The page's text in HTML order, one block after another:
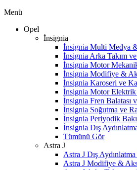
Menü
Opel
İnsignia
İnsignia Multi Medya
İnsignia Arka Takım
İnsignia Motor
İnsignia Modifiye &
İnsignia Karoseri ve
İnsignia Motor Elektrik
İnsignia Fren Balatası
İnsignia Soğutma ve
İnsignia Periyodik
İnsignia Dış
Tümünü Gör
Astra J
Astra J Dış
Astra J Modifiye &